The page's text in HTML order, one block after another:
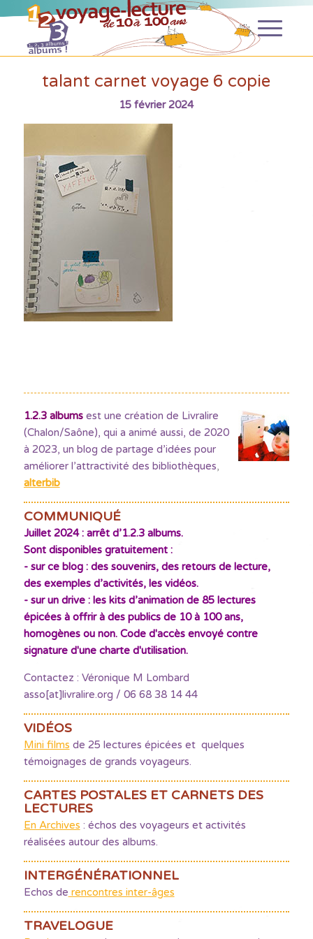
talant carnet voyage 6 copie
15 février 2024
1.2.3 albumsest une création de Livralire
(Chalon/Saône), qui a animé aussi, de 2020
à 2023, un blog de partage d’idées pour
améliorer l’attractivité des bibliothèques,
alterbib
COMMUNIQUÉ
Juillet 2024 : arrêt d’1.2.3 albums.
Sont disponibles gratuitement :
- sur ce blog : des souvenirs, des retours de lecture,
des exemples d’activités, les vidéos.
- sur un drive : les kits d’animation de 85 lectures
épicées à offrir à des publics de 10 à 100 ans,
homogènes ou non. Code d'accès envoyé contre
signature d'une charte d'utilisation.
Contactez : Véronique M Lombard
asso[at]livralire.org / 06 68 38 14 44
VIDÉOS
Mini films de 25 lectures épicées et quelques
témoignages de grands voyageurs.
CARTES POSTALES ET CARNETS DES
LECTURES
En Archives : échos des voyageurs et activités
réalisées autour des albums.
INTERGÉNÉRATIONNEL
Echos de rencontres inter-âges
TRAVELOGUE